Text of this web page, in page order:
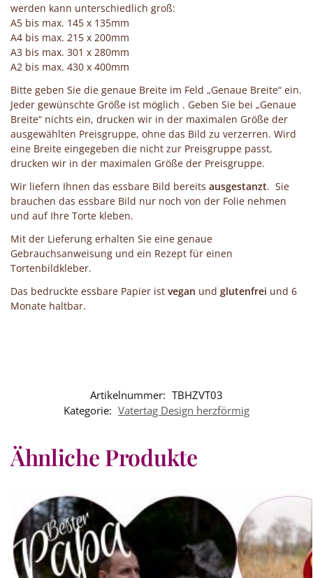
werden kann unterschiedlich groß:
A5 bis max. 145 x 135mm
A4 bis max. 215 x 200mm
A3 bis max. 301 x 280mm
A2 bis max. 430 x 400mm
Bitte geben Sie die genaue Breite im Feld „Genaue Breite“ ein.
Jeder gewünschte Größe ist möglich . Geben Sie bei „Genaue
Breite“ nichts ein, drucken wir in der maximalen Größe der
ausgewählten Preisgruppe, ohne das Bild zu verzerren. Wird
eine Breite eingegeben die nicht zur Preisgruppe passt,
drucken wir in der maximalen Größe der Preisgruppe.
Wir liefern Ihnen das essbare Bild bereits ausgestanzt. Sie
brauchen das essbare Bild nur noch von der Folie nehmen
und auf Ihre Torte kleben.
Mit der Lieferung erhalten Sie eine genaue
Gebrauchsanweisung und ein Rezept für einen
Tortenbildkleber.
Das bedruckte essbare Papier ist vegan und glutenfrei und 6
Monate haltbar.
Artikelnummer: TBHZVT03
Kategorie: Vatertag Design herzförmig
Ähnliche Produkte